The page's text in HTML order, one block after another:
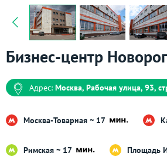
Бизнес-центр
Адрес: Москва, Рабочая улица, 93,
Москва-Товарная ~ 17
Римская ~ 17 Площадь